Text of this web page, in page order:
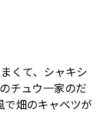
くて、シャキシ
チュウ一家のだ
畑のキャベツが